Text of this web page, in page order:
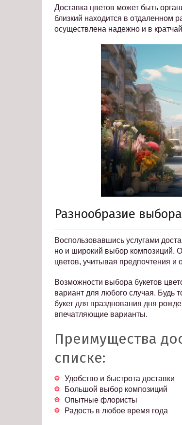
Доставка цветов может быть
близкий находится в отдаленном
осуществлена надежно и в
Разнообразие
Воспользовавшись услугами
но и широкий выбор композиций.
цветов, учитывая предпочтения и
Возможности выбора букетов
вариант для любого случая. Будь
букет для празднования дня
впечатляющие варианты.
Преимущества
списке:
Удобство и быстрота доставки
Большой выбор композиций
Опытные флористы
Радость в любое время года